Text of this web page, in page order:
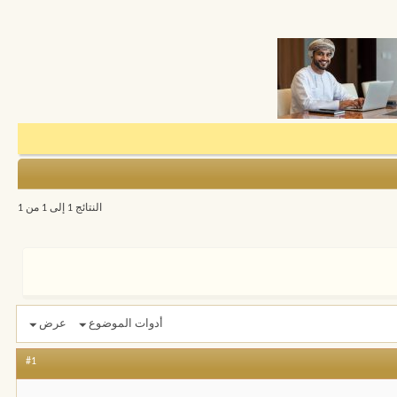
النتائج 1 إلى 1 من 1
أدوات الموضوع عرض
#1